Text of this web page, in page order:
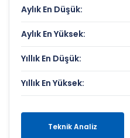
Aylık En Düşük:
Aylık En Yüksek:
Yıllık En Düşük:
Yıllık En Yüksek:
Teknik Analiz